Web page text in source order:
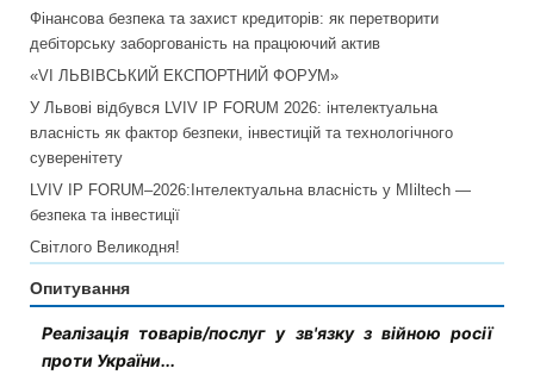
Фінансова безпека та захист кредиторів: як перетворити
дебіторську заборгованість на працюючий актив
«VI ЛЬВІВСЬКИЙ ЕКСПОРТНИЙ ФОРУМ»
У Львові відбувся LVIV IP FORUM 2026: інтелектуальна
власність як фактор безпеки, інвестицій та технологічного
суверенітету
LVIV IP FORUM–2026:Інтелектуальна власність у MIiltech —
безпека та інвестиції
Світлого Великодня!
Опитування
Реалізація товарів/послуг у зв'язку з війною росії
проти України...